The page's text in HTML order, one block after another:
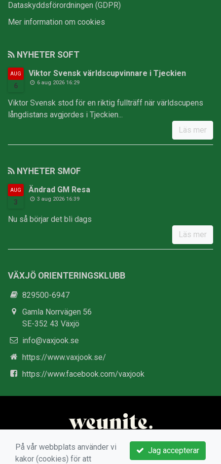
Dataskyddsförordningen (GDPR)
Mer information om cookies
NYHETER SOFT
AUG
6
Viktor Svensk världscupvinnare i Tjeckien
6 aug 2026 16:29
Viktor Svensk stod för en riktig fullträff när världscupens
långdistans avgjordes i Tjeckien...
Läs mer
NYHETER SMOF
AUG
3
Ändrad GM Resa
3 aug 2026 16:39
Nu så börjar det bli dags
Läs mer
VÄXJÖ ORIENTERINGSKLUBB
829500-6947
Gamla Norrvägen 56
SE-352 43 Växjö
info@vaxjook.se
https://www.vaxjook.se/
https://www.facebook.com/vaxjook
Jag accepterar
På vår webbplats använder vi
kakor (cookies) för att